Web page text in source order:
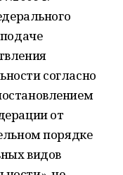
согласно
от
порядке
видов